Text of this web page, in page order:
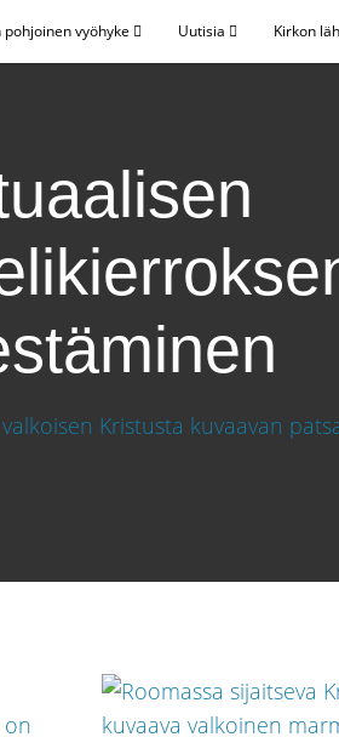
pohjoinen vyöhyke Uutisia Kirkon